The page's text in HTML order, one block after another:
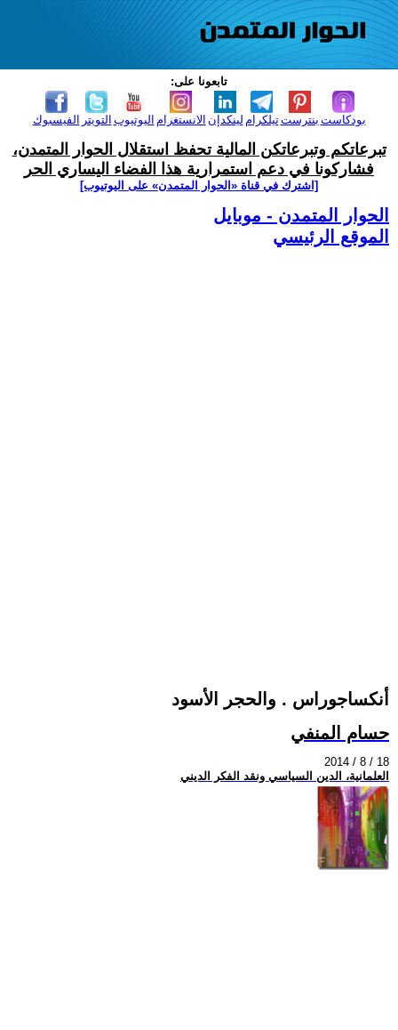
تابعونا على:
الفيسبوك التويتر اليوتيوب الانستغرام لينكدإن تيلكرامبنترست بودكاست
تبرعاتكم وتبرعاتكن المالية تحفظ استقلال الحوار المتمدن،
فشاركونا في دعم استمرارية هذا الفضاء اليساري الحر
[اشترك في قناة ‫«الحوار المتمدن» على اليوتيوب]
الحوار المتمدن - موبايل
الموقع الرئيسي
أنكساجوراس . والحجر الأسود
حسام المنفي
2014 / 8 / 18
العلمانية، الدين السياسي ونقد الفكر الديني